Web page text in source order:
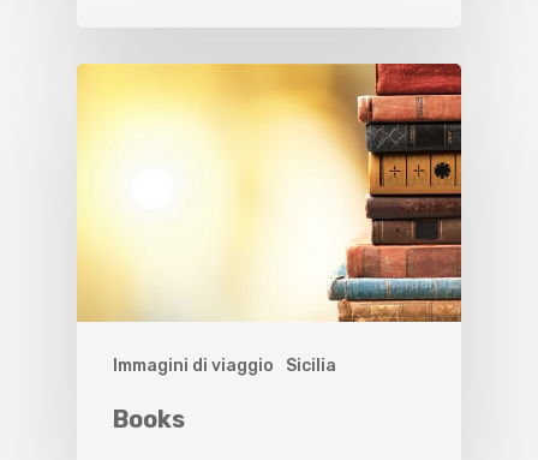
Immagini di viaggio Sicilia
Books